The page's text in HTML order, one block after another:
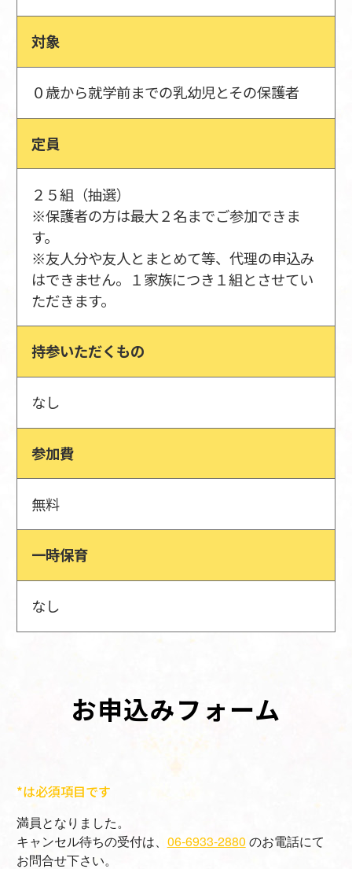
対象
０歳から就学前までの乳幼児とその保護者
定員
２５組（抽選）
※保護者の方は最大２名までご参加できま
す。
※友人分や友人とまとめて等、代理の申込み
はできません。１家族につき１組とさせてい
ただきます。
持参いただくもの
なし
参加費
無料
一時保育
なし
お申込みフォーム
*は必須項目です
満員となりました。
キャンセル待ちの受付は、 06-6933-2880 のお電話にて
お問合せ下さい。